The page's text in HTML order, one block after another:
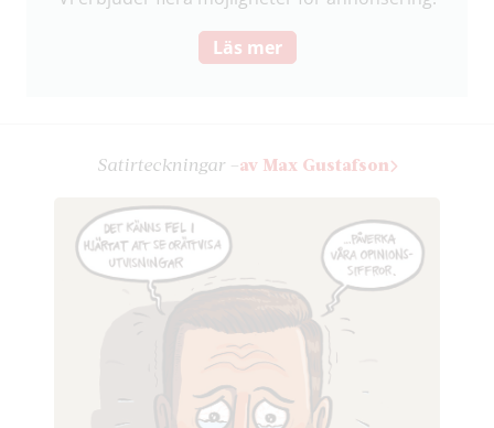
Läs mer
Satir­teckningar –av Max Gustafson